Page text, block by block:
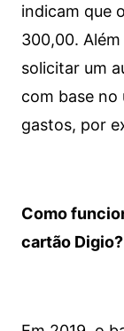
indicam que
300,00.
solicitar um
com base
gastos, por
Como
cartão Digio?